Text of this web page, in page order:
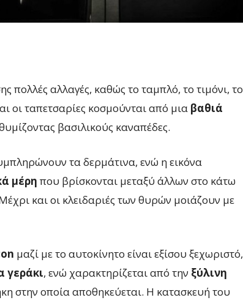
πολλές αλλαγές, καθώς το ταμπλό, το τιμόνι, το
οι ταπετσαρίες κοσμούνται από μια βαθιά
βασιλικούς καναπέδες.
τα δερμάτινα, ενώ η εικόνα
μέρη που βρίσκονται μεταξύ άλλων στο κάτω
και οι κλειδαριές των θυρών μοιάζουν με
μαζί με το αυτοκίνητο είναι εξίσου ξεχωριστό,
γεράκι, ενώ χαρακτηρίζεται από την ξύλινη
στην οποία αποθηκεύεται. Η κατασκευή του